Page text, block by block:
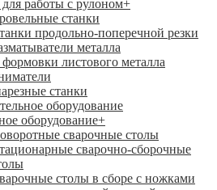
работы с рулоном+
станки
продольно-поперечной резки
металла
листового металла
станки
оборудование
оборудование+
сварочные столы
сварочно-сборочные
столы в сборе с ножками